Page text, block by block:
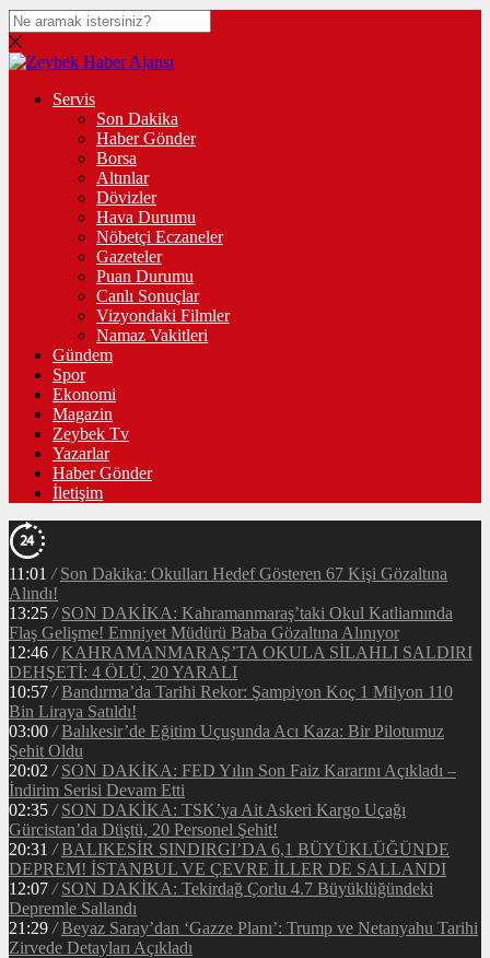
Servis
Son Dakika
Haber Gönder
Borsa
Altınlar
Dövizler
Hava Durumu
Nöbetçi Eczaneler
Gazeteler
Puan Durumu
Canlı Sonuçlar
Vizyondaki Filmler
Namaz Vakitleri
Gündem
Spor
Ekonomi
Magazin
Zeybek Tv
Yazarlar
Haber Gönder
İletişim
11:01 / Son Dakika: Okulları Hedef Gösteren 67 Kişi Gözaltına
Alındı!
13:25 / SON DAKİKA: Kahramanmaraş’taki Okul Katliamında
Flaş Gelişme! Emniyet Müdürü Baba Gözaltına Alınıyor
12:46 / KAHRAMANMARAŞ’TA OKULA SİLAHLI SALDIRI
DEHŞETİ: 4 ÖLÜ, 20 YARALI
10:57 / Bandırma’da Tarihi Rekor: Şampiyon Koç 1 Milyon 110
Bin Liraya Satıldı!
03:00 / Balıkesir’de Eğitim Uçuşunda Acı Kaza: Bir Pilotumuz
Şehit Oldu
20:02 / SON DAKİKA: FED Yılın Son Faiz Kararını Açıkladı –
İndirim Serisi Devam Etti
02:35 / SON DAKİKA: TSK’ya Ait Askeri Kargo Uçağı
Gürcistan’da Düştü, 20 Personel Şehit!
20:31 / BALIKESİR SINDIRGI’DA 6,1 BÜYÜKLÜĞÜNDE
DEPREM! İSTANBUL VE ÇEVRE İLLER DE SALLANDI
12:07 / SON DAKİKA: Tekirdağ Çorlu 4.7 Büyüklüğündeki
Depremle Sallandı
21:29 / Beyaz Saray’dan ‘Gazze Planı’: Trump ve Netanyahu Tarihi
Zirvede Detayları Açıkladı